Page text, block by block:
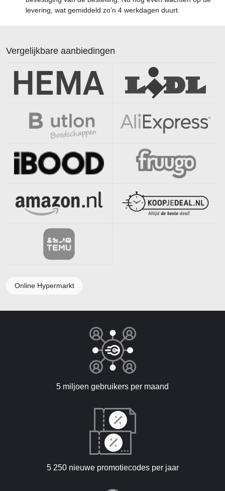
levering, wat gemiddeld zo’n 4 werkdagen duurt.
Vergelijkbare aanbiedingen
Online Hypermarkt
5 miljoen gebruikers per maand
5 250 nieuwe promotiecodes per jaar